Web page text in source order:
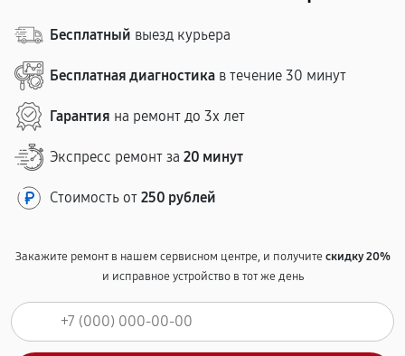
Бесплатный выезд курьера
Бесплатная диагностика в течение 30 минут
Гарантия на ремонт до 3х лет
Экспресс ремонт за 20 минут
Стоимость от 250 рублей
Закажите ремонт в нашем сервисном центре, и получитескидку 20%
и исправное устройство в тот же день